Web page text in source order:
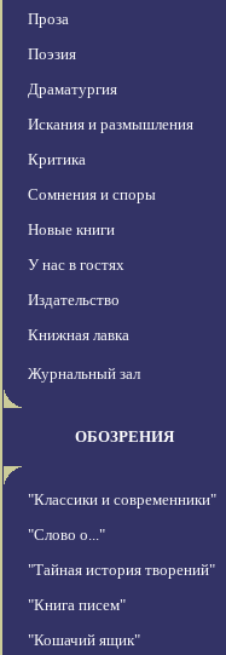
Проза
Поэзия
Драматургия
Искания и размышления
Критика
Сомнения и споры
Новые книги
У нас в гостях
Издательство
Книжная лавка
Журнальный зал
ОБОЗРЕНИЯ
"Классики и современники"
"Слово о..."
"Тайная история творений"
"Книга писем"
"Кошачий ящик"